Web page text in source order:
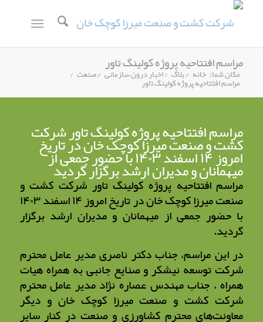
مراسم افتتاحیه پروژه کولینگ تاور
مکان شما: خانه /بلاگ /اخبار درون سازمانی /صنعت /
مراسم افتتاحیه پروژه کولینگ تاور
مراسم افتتاحیه پروژه کولینگ تاور شرکت
کشت و صنعت میرزا کوچک خان در تاریخ
امروز ۱۴ اسفند ۱۴۰۳ با حضور جمعی از
میهمانان و مدیران ارشد برگزار گردید
مراسم افتتاحیه پروژه کولینگ تاور شرکت کشت و
صنعت میرزا کوچک خان در تاریخ امروز ۱۴ اسفند ۱۴۰۳
با حضور جمعی از میهمانان و مدیران ارشد برگزار
گردید.
در این مراسم، جناب دکتر ناصری مدیر عامل محترم
شرکت توسعه نیشکر و صنایع جانبی به همراه هیات
همراه ، جناب مهندس عصاره نژاد مدیر عامل محترم
شرکت کشت و صنعت میرزا کوچک خان و دیگر
معاونت‌های محترم کشاورزی و صنعت در کنار سایر